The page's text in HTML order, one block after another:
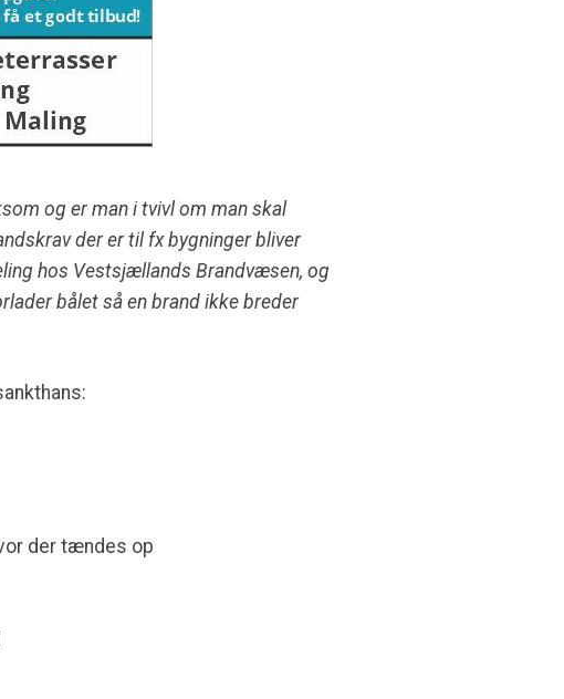
og er man i tvivl om man skal
der er til fx bygninger bliver
hos Vestsjællands Brandvæsen, og
bålet så en brand ikke breder
der tændes op